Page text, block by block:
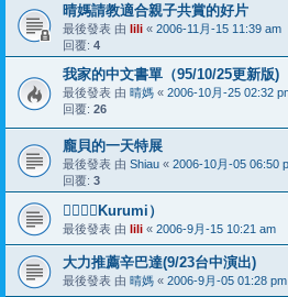
晴媽請教適合親子共賞的好片
最後發表 由 lili « 2006-11月-15 11:39 am
回覆: 4
我家的中文書單（95/10/25更新版)
最後發表 由 晴媽 « 2006-10月-25 02:32
回覆: 26
龐貝的一天特展
最後發表 由 Shiau « 2006-10月-05 06:50
回覆: 3
（Kurumi）
最後發表 由 lili « 2006-9月-15 10:21 am
大力推薦辛巴達(9/23台中演出)
最後發表 由 晴媽 « 2006-9月-05 01:28 pm